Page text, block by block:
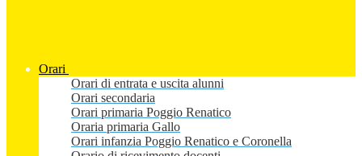
Orari
Orari di entrata e uscita alunni
Orari secondaria
Orari primaria Poggio Renatico
Oraria primaria Gallo
Orari infanzia Poggio Renatico e Coronella